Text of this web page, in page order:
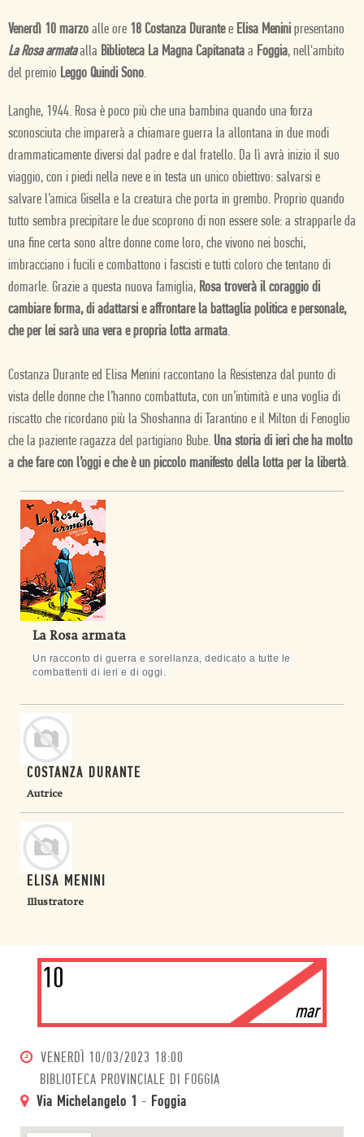
Venerdì 10 marzo alle ore 18 Costanza Durantee Elisa Menini presentano
La Rosa armataalla Biblioteca La Magna Capitanata a Foggia, nell'ambito
del premio Leggo Quindi Sono.
Langhe, 1944. Rosa è poco più che una bambina quando una forza
sconosciuta che imparerà a chiamare guerra la allontana in due modi
drammaticamente diversi dal padre e dal fratello. Da lì avrà inizio il suo
viaggio, con i piedi nella neve e in testa un unico obiettivo: salvarsi e
salvare l’amica Gisella e la creatura che porta in grembo. Proprio quando
tutto sembra precipitare le due scoprono di non essere sole: a strapparle da
una fine certa sono altre donne come loro, che vivono nei boschi,
imbracciano i fucili e combattono i fascisti e tutti coloro che tentano di
domarle. Grazie a questa nuova famiglia, Rosa troverà il coraggio di
cambiare forma, di adattarsi e affrontare la battaglia politica e personale,
che per lei sarà una vera e propria lotta armata.
Costanza Durante ed Elisa Menini raccontano la Resistenza dal punto di
vista delle donne che l’hanno combattuta, con un’intimità e una voglia di
riscatto che ricordano più la Shoshanna di Tarantino e il Milton di Fenoglio
che la paziente ragazza del partigiano Bube. Una storia di ieri che ha molto
a che fare con l’oggi e che è un piccolo manifesto della lotta per la libertà.
La Rosa armata
Un racconto di guerra e sorellanza, dedicato a tutte le
combattenti di ieri e di oggi.
COSTANZA DURANTE
Autrice
ELISA MENINI
Illustratore
10
mar
VENERDÌ 10/03/2023 18:00
BIBLIOTECA PROVINCIALE DI FOGGIA
Via Michelangelo 1 - Foggia